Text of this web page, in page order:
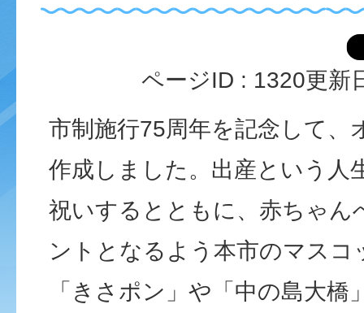
ページID : 1320更新
市制施行75周年を記念して、
作成しました。出産という人
祝いするとともに、赤ちゃん
ントとなるよう本市のマスコ
「きさポン」や「中の島大